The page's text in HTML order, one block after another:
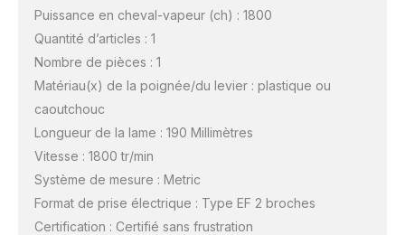
Puissance en cheval-vapeur (ch) : 1800
Quantité d’articles : 1
Nombre de pièces : 1
Matériau(x) de la poignée/du levier : plastique ou
caoutchouc
Longueur de la lame : 190 Millimètres
Vitesse : 1800 tr/min
Système de mesure : Metric
Format de prise électrique : Type EF 2 broches
Certification : Certifié sans frustration